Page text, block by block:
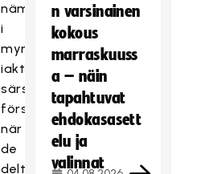
nämns
i
myndighetsanvisningarna
iakttar
särskild
försiktighet
när
de
deltar
n varsinainen
kokous
marraskuuss
a – näin
tapahtuvat
ehdokasasett
elu ja
valinnat